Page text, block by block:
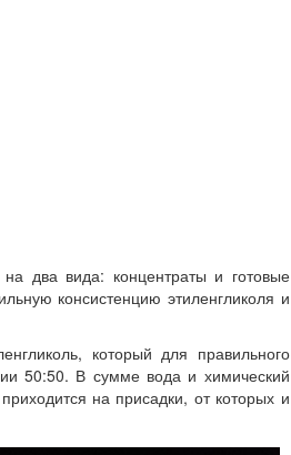
два вида: концентраты и готовые
консистенцию этиленгликоля и
который для правильного
50:50. В сумме вода и химический
на присадки, от которых и